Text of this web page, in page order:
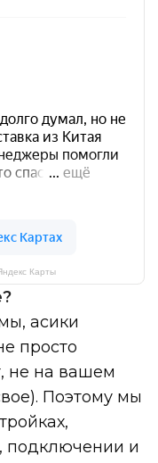
Карты
асики
просто
не на вашем
Поэтому мы
подключении и